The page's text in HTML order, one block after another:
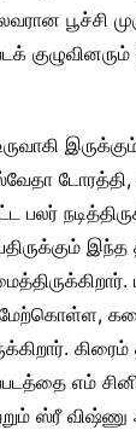
பூச்சி
படக்
இருக்கும்
பலர்
இந்த
மேற்கொள்ள,
கிரைம்
எம்
ஸ்ரீ